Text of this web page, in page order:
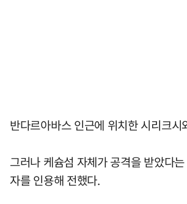
반다르아바스 인근에 위치한 시리크
그러나 케슘섬 자체가 공격을 받았다
자를 인용해 전했다.